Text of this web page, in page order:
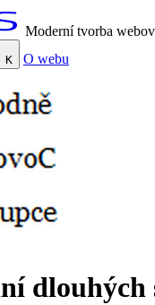
Moderní tvorba
K O webu
dlouhých